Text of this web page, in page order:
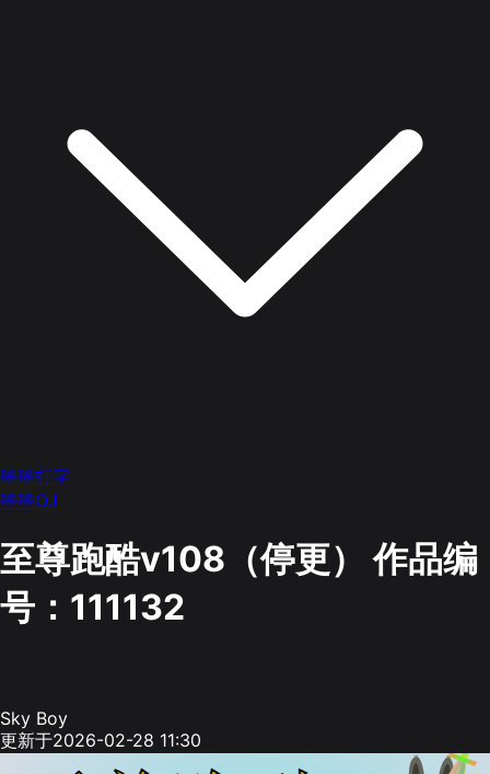
墨墨打字
墨墨OJ
至尊跑酷v108（停更）作品编
号：111132
Sky Boy
更新于2026-02-28 11:30